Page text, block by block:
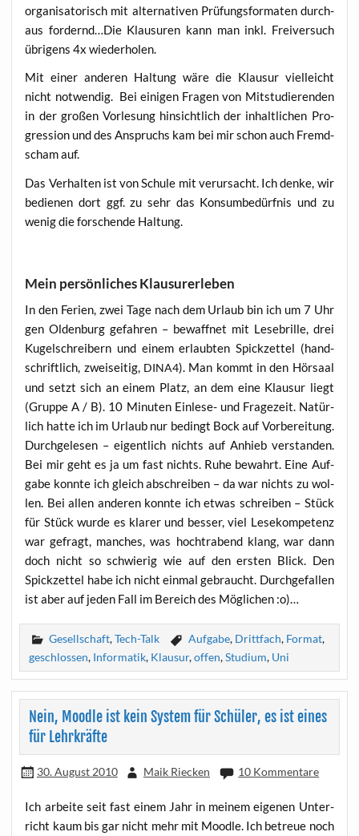
orga­ni­sa­to­risch mit alter­na­ti­ven Prü­fungs­for­ma­ten durch­
aus fordernd…Die Klau­su­ren kann man inkl. Frei­ver­such
übri­gens 4x wiederholen.
Mit einer ande­ren Hal­tung wäre die Klau­sur viel­leicht
nicht not­wen­dig. Bei eini­gen Fra­gen von Mit­stu­die­ren­den
in der gro­ßen Vor­le­sung hin­sicht­lich der inhalt­li­chen Pro­
gres­si­on und des Anspruchs kam bei mir schon auch Fremd­
scham auf.
Das Ver­hal­ten ist von Schu­le mit ver­ur­sacht. Ich den­ke, wir
bedie­nen dort ggf. zu sehr das Kon­sum­be­dürf­nis und zu
wenig die for­schen­de Haltung.
Mein persönliches Klausurerleben
In den Feri­en, zwei Tage nach dem Urlaub bin ich um 7 Uhr
gen Olden­burg gefah­ren – bewaff­net mit Lese­bril­le, drei
Kugel­schrei­bern und einem erlaub­ten Spick­zet­tel (hand­
schrift­lich, zwei­sei­tig, DINA4). Man kommt in den Hör­saal
und setzt sich an einem Platz, an dem eine Klau­sur liegt
(Grup­pe A / B). 10 Minu­ten Ein­le­se- und Fra­ge­zeit. Natür­
lich hat­te ich im Urlaub nur bedingt Bock auf Vor­be­rei­tung.
Durch­ge­le­sen – eigent­lich nichts auf Anhieb ver­stan­den.
Bei mir geht es ja um fast nichts. Ruhe bewahrt. Eine Auf­
ga­be konn­te ich gleich abschrei­ben – da war nichts zu wol­
len. Bei allen ande­ren konn­te ich etwas schrei­ben – Stück
für Stück wur­de es kla­rer und bes­ser, viel Lese­kom­pe­tenz
war gefragt, man­ches, was hoch­tra­bend klang, war dann
doch nicht so schwie­rig wie auf den ers­ten Blick. Den
Spick­zet­tel habe ich nicht ein­mal gebraucht. Durch­ge­fal­len
ist aber auf jeden Fall im Bereich des Mög­li­chen :o)…
Gesellschaft,Tech-Talk Aufgabe, Drittfach, Format,
geschlossen, Informatik, Klausur,offen,Studium, Uni
Nein, Moodle ist kein System für Schüler, es ist eines
für Lehrkräfte
30. August 2010 Maik Riecken 10 Kommentare
Ich arbei­te seit fast einem Jahr in mei­nem eige­nen Unter­
richt kaum bis gar nicht mehr mit Mood­le. Ich betreue noch